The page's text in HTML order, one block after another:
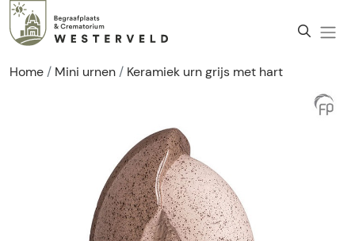
Home Mini urnen Keramiek urn grijs met hart